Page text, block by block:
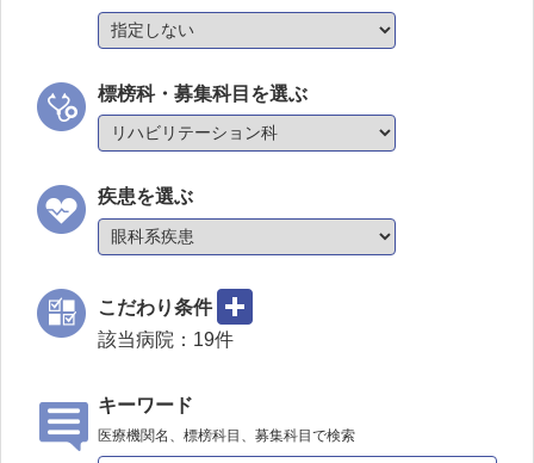
標榜科・募集科目を選ぶ
疾患を選ぶ
こだわり条件
該当病院： 19件
キーワード
医療機関名、標榜科目、募集科目で検索